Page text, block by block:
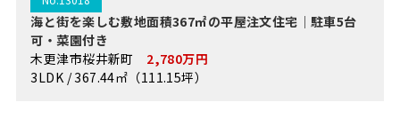
海と街を楽しむ敷地面積367㎡の平屋注文住宅｜駐車5台
可・菜園付き
木更津市桜井新町 2,780万円
3LDK / 367.44㎡（111.15坪）